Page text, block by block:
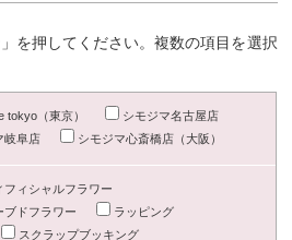
を押してください。複数の項目を選択
tokyo（東京）
シモジマ名古屋店
岐阜店
シモジマ心斎橋店（大阪）
フィシャルフラワー
ブドフラワー
ラッピング
スクラップブッキング